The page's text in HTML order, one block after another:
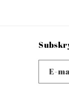
E-